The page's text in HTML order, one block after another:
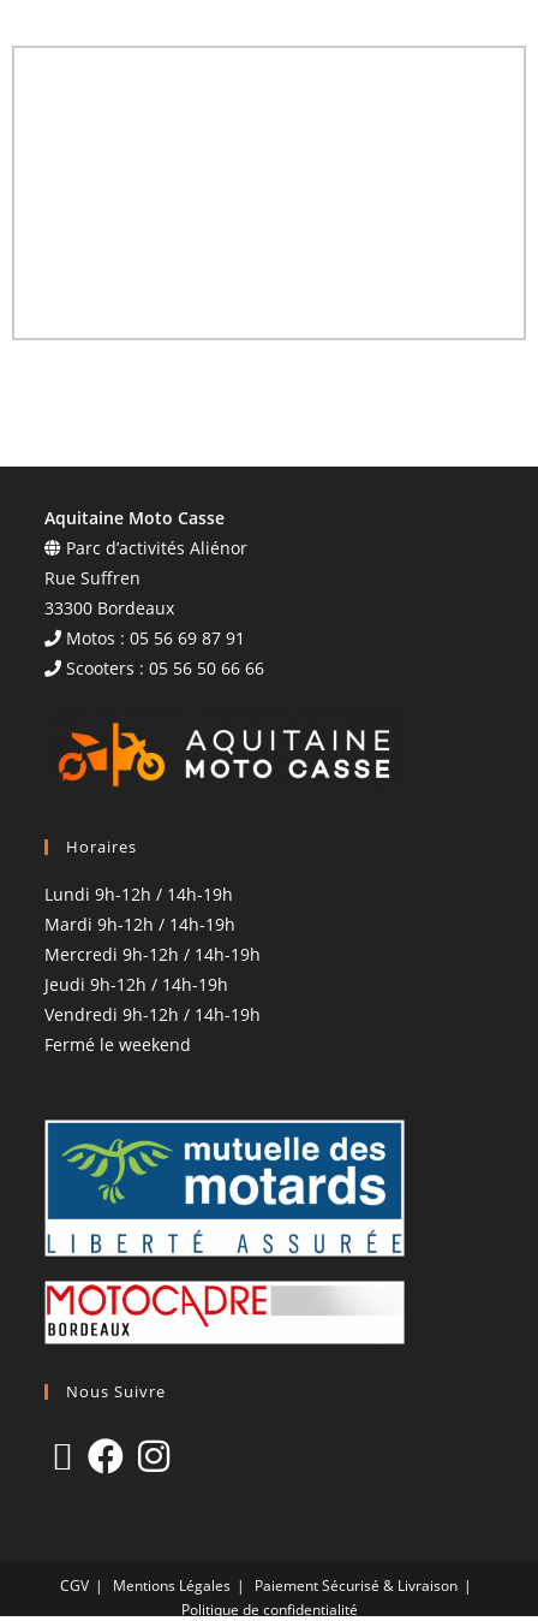
Aquitaine Moto Casse
Parc d’activités Aliénor
Rue Suffren
33300 Bordeaux
Motos : 05 56 69 87 91
Scooters : 05 56 50 66 66
Horaires
Lundi 9h-12h / 14h-19h
Mardi 9h-12h / 14h-19h
Mercredi 9h-12h / 14h-19h
Jeudi 9h-12h / 14h-19h
Vendredi 9h-12h / 14h-19h
Fermé le weekend
Nous Suivre
CGV Mentions Légales
Paiement Sécurisé & Livraison
Politique de confidentialité